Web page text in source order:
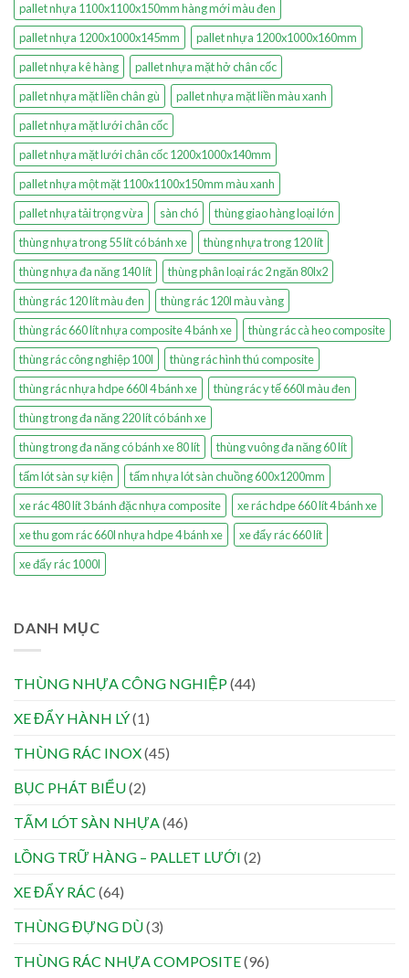
pallet nhựa 1100x1100x150mm hàng mới màu đen
pallet nhựa 1200x1000x145mm
pallet nhựa 1200x1000x160mm
pallet nhựa kê hàng
pallet nhựa mặt hở chân cốc
pallet nhựa mặt liền chân gù
pallet nhựa mặt liền màu xanh
pallet nhựa mặt lưới chân cốc
pallet nhựa mặt lưới chân cốc 1200x1000x140mm
pallet nhựa một mặt 1100x1100x150mm màu xanh
pallet nhựa tải trọng vừa
sàn chó
thùng giao hàng loại lớn
thùng nhựa trong 55 lít có bánh xe
thùng nhựa trong 120 lít
thùng nhựa đa năng 140 lít
thùng phân loại rác 2 ngăn 80lx2
thùng rác 120 lít màu đen
thùng rác 120l màu vàng
thùng rác 660 lít nhựa composite 4 bánh xe
thùng rác cà heo composite
thùng rác công nghiệp 100l
thùng rác hình thú composite
thùng rác nhựa hdpe 660l 4 bánh xe
thùng rác y tế 660l màu đen
thùng trong đa năng 220 lít có bánh xe
thùng trong đa năng có bánh xe 80 lít
thùng vuông đa năng 60 lít
tấm lót sàn sự kiện
tấm nhựa lót sàn chuồng 600x1200mm
xe rác 480 lít 3 bánh đặc nhựa composite
xe rác hdpe 660 lít 4 bánh xe
xe thu gom rác 660l nhựa hdpe 4 bánh xe
xe đẩy rác 660 lít
xe đẩy rác 1000l
DANH MỤC
THÙNG NHỰA CÔNG NGHIỆP(44)
XE ĐẨY HÀNH LÝ(1)
THÙNG RÁC INOX(45)
BỤC PHÁT BIỂU(2)
TẤM LÓT SÀN NHỰA (46)
LỒNG TRỮ HÀNG – PALLET LƯỚI (2)
XE ĐẨY RÁC (64)
THÙNG ĐỰNG DÙ(3)
THÙNG RÁC NHỰA COMPOSITE(96)